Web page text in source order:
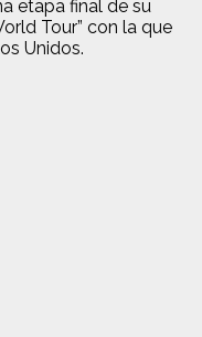
etapa final de su
Tour” con la que
Unidos.